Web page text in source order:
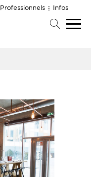
Professionnels
Infos